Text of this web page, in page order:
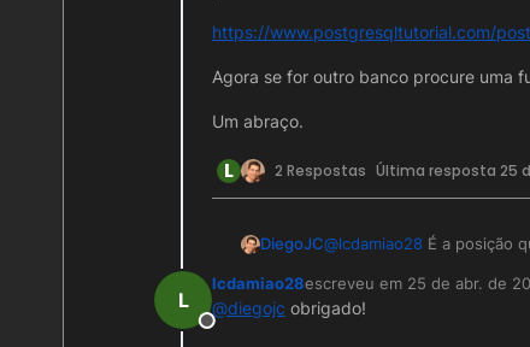
https://www.postgresqltutorial.com/
Agora se for outro banco procure uma
Um abraço.
L 2 Respostas Última resposta 25
DiegoJC@lcdamiao28 É a posição
Você precisa fazer uma
funções que retornam o
L
Offline
lcdamiao28escreveu em 25 de abr. de
última edição por
@diegojc obrigado!